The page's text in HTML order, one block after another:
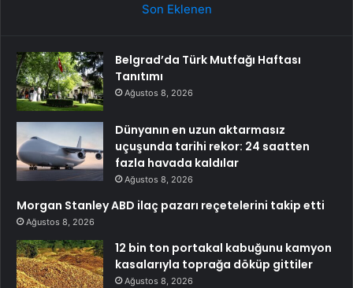
Son Eklenen
Belgrad’da Türk Mutfağı Haftası
Tanıtımı
Ağustos 8, 2026
Dünyanın en uzun aktarmasız
uçuşunda tarihi rekor: 24 saatten
fazla havada kaldılar
Ağustos 8, 2026
Morgan Stanley ABD ilaç pazarı reçetelerini takip etti
Ağustos 8, 2026
12 bin ton portakal kabuğunu kamyon
kasalarıyla toprağa döküp gittiler
Ağustos 8, 2026